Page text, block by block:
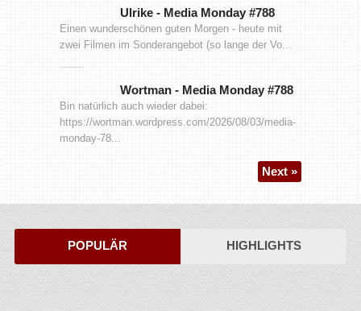
Ulrike - Media Monday #788
Einen wunderschönen guten Morgen - heute mit
zwei Filmen im Sonderangebot (so lange der Vo...
Wortman - Media Monday #788
Bin natürlich auch wieder dabei:
https://wortman.wordpress.com/2026/08/03/media-
monday-78...
Next »
POPULÄR HIGHLIGHTS